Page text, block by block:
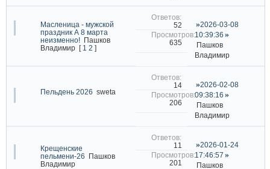
Масленица - мужской
праздник А 8 марта
неизменно!
Пашков
Владимир
[ 1 2 ]
52
635
2026-03-08
10:39:36
Пашков
Владимир
Пельдень 2026 sweta
14
206
2026-02-08
09:38:16
Пашков
Владимир
Крещенские
пельмени-26
Пашков
Владимир
11
201
2026-01-24
17:46:57
Пашков